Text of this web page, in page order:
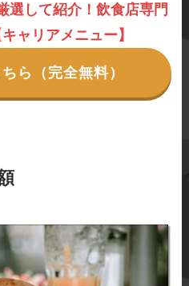
選して紹介！飲食店専門
ャリアメニュー】
ら（完全無料）